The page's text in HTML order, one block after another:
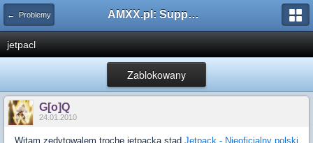
← Problemy AMXX.pl: Support AMX Mod X i SourceMod
jetpacl
Zablokowany
G[o]Q
24.01.2010
Witam zedytowalem troche jetpacka stąd Jetpack - Nieoficjalny polski